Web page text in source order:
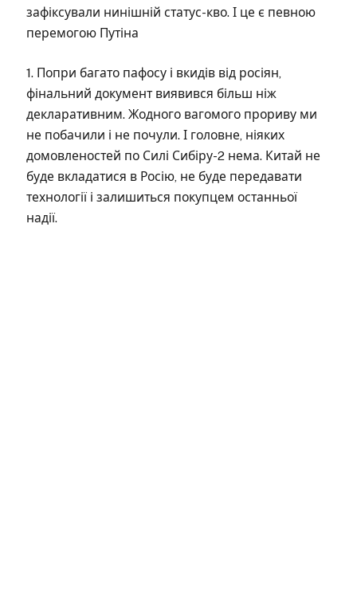
зафіксували нинішній статус-кво. І це є певною
перемогою Путіна
1. Попри багато пафосу і вкидів від росіян,
фінальний документ виявився більш ніж
декларативним. Жодного вагомого прориву ми
не побачили і не почули. І головне, ніяких
домовленостей по Силі Сибіру-2 нема. Китай не
буде вкладатися в Росію, не буде передавати
технології і залишиться покупцем останньої
надії.